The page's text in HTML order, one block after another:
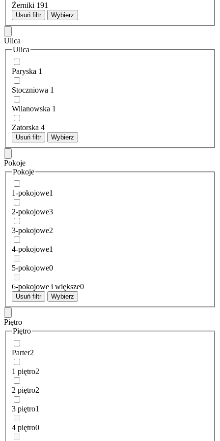
Żerniki 191
Usuń filtr Wybierz
Ulica
Ulica
Paryska 1
Stoczniowa 1
Wilanowska 1
Zatorska 4
Usuń filtr Wybierz
Pokoje
Pokoje
1-pokojowe1
2-pokojowe3
3-pokojowe2
4-pokojowe1
5-pokojowe0
6-pokojowe i większe0
Usuń filtr Wybierz
Piętro
Piętro
Parter2
1 piętro2
2 piętro2
3 piętro1
4 piętro0